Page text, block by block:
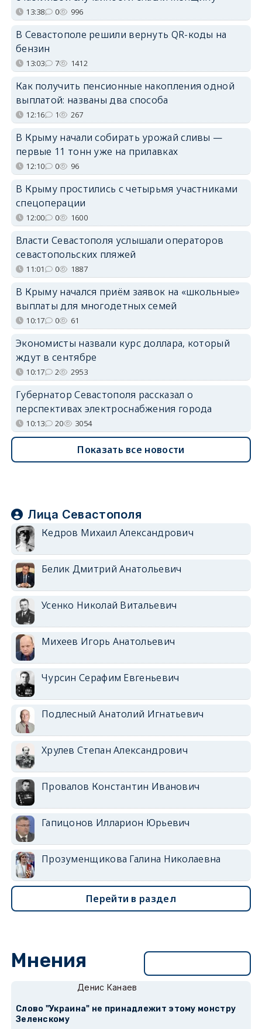
13:38 0 996
В Севастополе решили вернуть QR-коды на
бензин
13:03 7 1412
Как получить пенсионные накопления одной
выплатой: названы два способа
12:16 1 267
В Крыму начали собирать урожай сливы —
первые 11 тонн уже на прилавках
12:10 0 96
В Крыму простились с четырьмя участниками
спецоперации
12:00 0 1600
Власти Севастополя услышали операторов
севастопольских пляжей
11:01 0 1887
В Крыму начался приём заявок на «школьные»
выплаты для многодетных семей
10:17 0 61
Экономисты назвали курс доллара, который
ждут в сентябре
10:17 2 2953
Губернатор Севастополя рассказал о
перспективах электроснабжения города
10:13 20 3054
Показать все новости
Лица Севастополя
Кедров Михаил Александрович
Белик Дмитрий Анатольевич
Усенко Николай Витальевич
Михеев Игорь Анатольевич
Чурсин Серафим Евгеньевич
Подлесный Анатолий Игнатьевич
Хрулев Степан Александрович
Провалов Константин Иванович
Гапицонов Илларион Юрьевич
Прозуменщикова Галина Николаевна
Перейти в раздел
Мнения
Денис Канаев
Слово "Украина" не принадлежит этому монстру
Зеленскому